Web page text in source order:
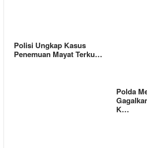
Polisi Ungkap Kasus
Penemuan Mayat Terku…
Polda
K…